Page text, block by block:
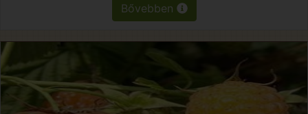
Bővebben